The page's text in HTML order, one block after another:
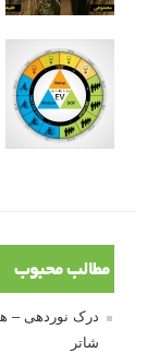
مطالب محبوب
شاتر